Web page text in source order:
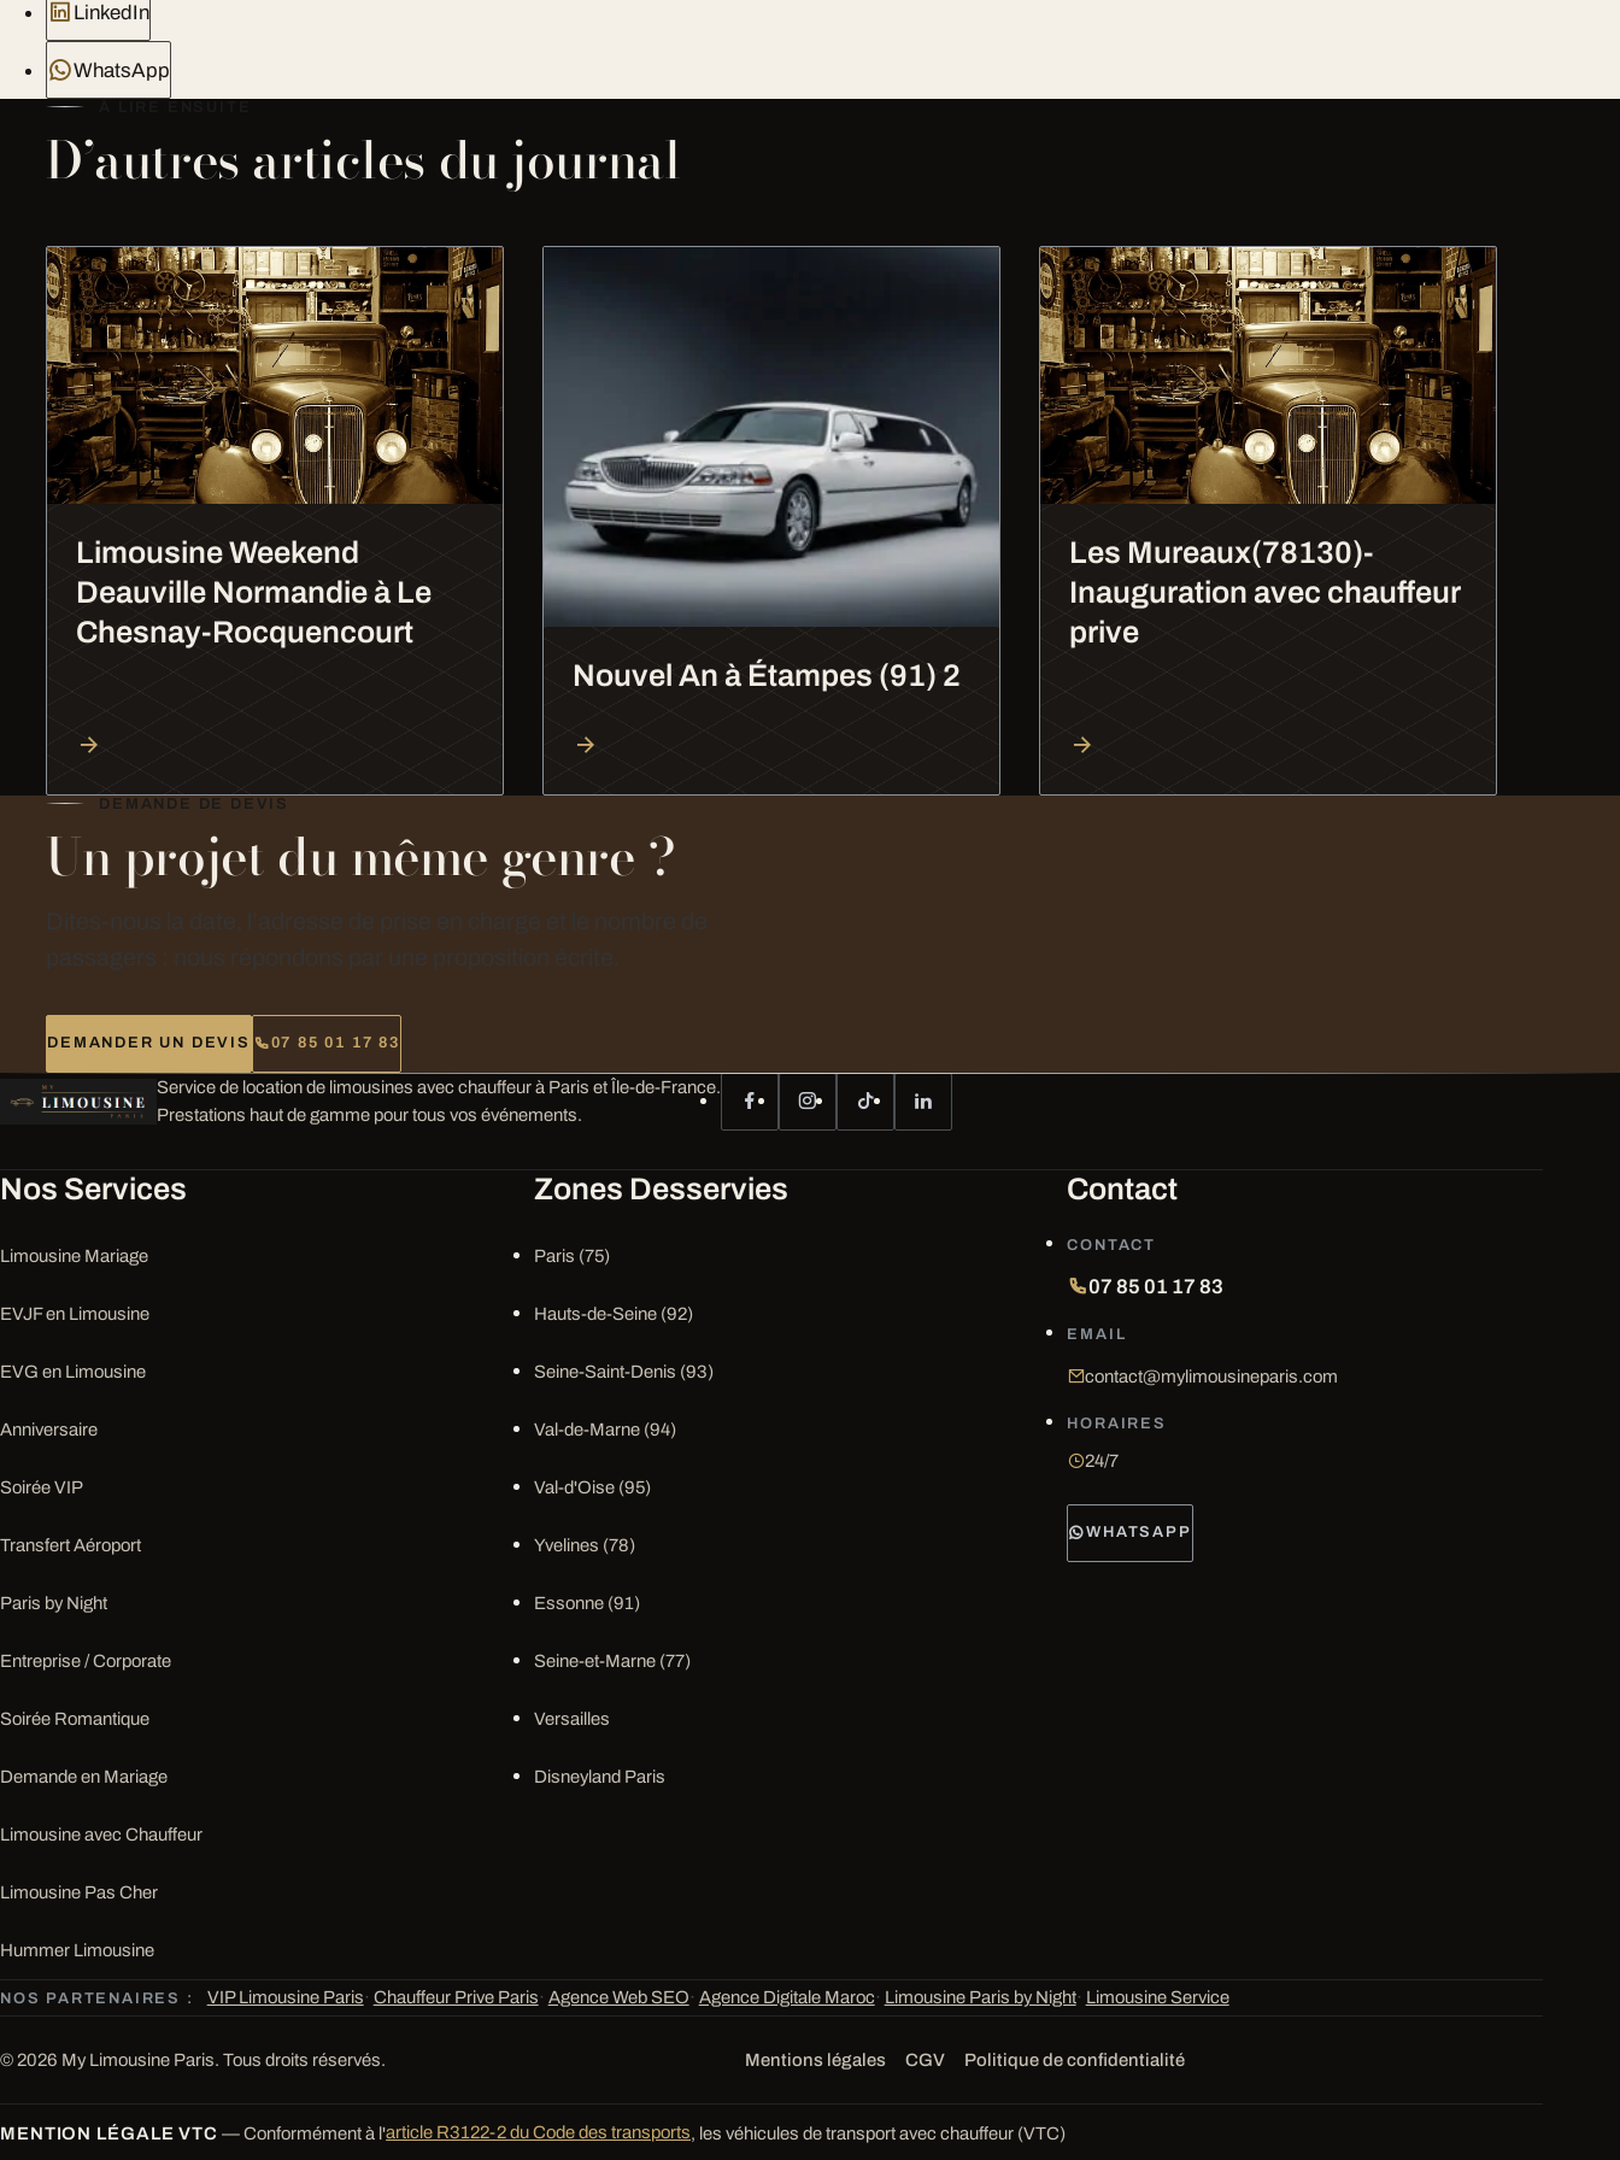
LinkedIn
WhatsApp
D’autres articles du journal
Limousine Weekend
Deauville Normandie à Le
Chesnay-Rocquencourt
Nouvel An à Étampes (91) 2
Les Mureaux(78130)-
Inauguration avec chauffeur
prive
DEMANDE DE DEVIS
Un projet du même genre ?
DEMANDER UN DEVIS 07 85 01 17 83
Service de location de limousines avec chauffeur à Paris et Île-de-France.
Prestations haut de gamme pour tous vos événements.
Nos Services
Limousine Mariage
EVJF en Limousine
EVG en Limousine
Anniversaire
Soirée VIP
Transfert Aéroport
Paris by Night
Entreprise / Corporate
Soirée Romantique
Demande en Mariage
Limousine avec Chauffeur
Limousine Pas Cher
Hummer Limousine
Zones Desservies
Paris (75)
Hauts-de-Seine (92)
Seine-Saint-Denis (93)
Val-de-Marne (94)
Val-d'Oise (95)
Yvelines (78)
Essonne (91)
Seine-et-Marne (77)
Versailles
Disneyland Paris
Contact
CONTACT
07 85 01 17 83
EMAIL
contact@mylimousineparis.com
HORAIRES
24/7
WHATSAPP
NOS PARTENAIRES : VIP Limousine Paris· Chauffeur Prive Paris· Agence Web SEO· Agence Digitale Maroc· Limousine Paris by Night· Limousine Service
© 2026 My Limousine Paris. Tous droits réservés. Mentions légales CGV Politique de confidentialité
MENTION LÉGALE VTC — Conformément à l'article R3122-2 du Code des transports, les véhicules de transport avec chauffeur (VTC)